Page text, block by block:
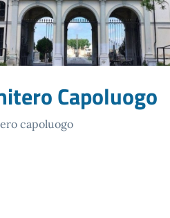
Capoluogo
capoluogo